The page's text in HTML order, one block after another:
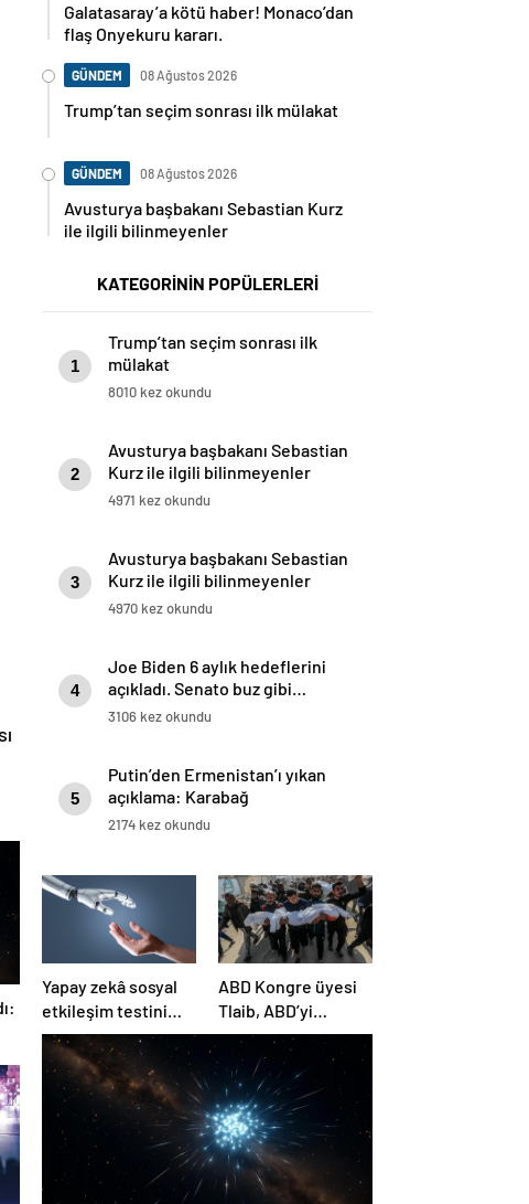
Galatasaray’a kötü haber! Monaco’dan
flaş Onyekuru kararı.
GÜNDEM 08 Ağustos 2026
Trump’tan seçim sonrası ilk mülakat
GÜNDEM 08 Ağustos 2026
Avusturya başbakanı Sebastian Kurz
ile ilgili bilinmeyenler
KATEGORİNİN POPÜLERLERİ
1
Trump’tan seçim sonrası ilk
mülakat
8010 kez okundu
2
Avusturya başbakanı Sebastian
Kurz ile ilgili bilinmeyenler
4971 kez okundu
3
Avusturya başbakanı Sebastian
Kurz ile ilgili bilinmeyenler
4970 kez okundu
4
Joe Biden 6 aylık hedeflerini
açıkladı. Senato buz gibi…
3106 kez okundu
5
Putin’den Ermenistan’ı yıkan
açıklama: Karabağ
Azerbaycan’ın ayrılmaz bir
2174 kez okundu
Yapay zekâ sosyal
etkileşim testini
geçemedi
ABD Kongre üyesi
Tlaib, ABD’yi
Filistin’deki
“soykırımda suç
ortağı” olmakla
itham etti